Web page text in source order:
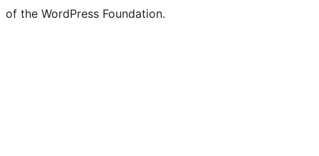
of the WordPress Foundation.